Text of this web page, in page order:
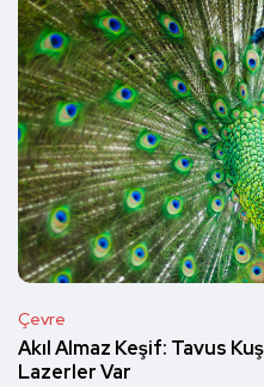
Çevre
Akıl Almaz Keşif: Tavus
Lazerler Var